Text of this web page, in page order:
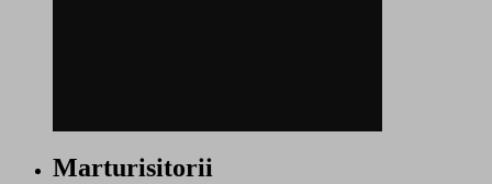
Marturisitorii